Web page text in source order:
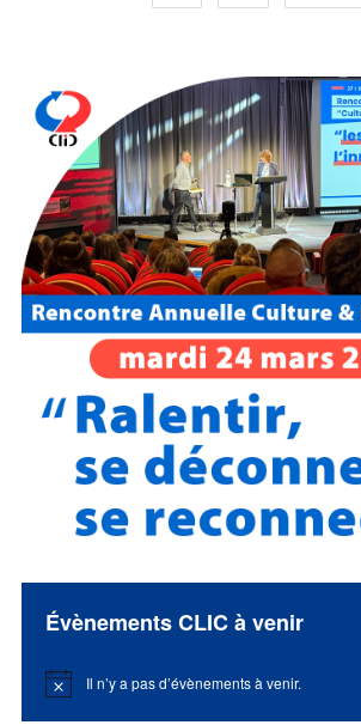
Évènements CLIC à venir
Notice Il n’y a pas d’évènements à venir.